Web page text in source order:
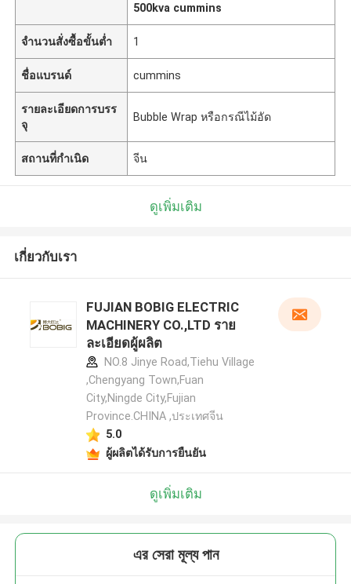
500kva cummins
จำนวนสั่งซื้อขั้นต่ำ 1
ชื่อแบรนด์ cummins
รายละเอียดการบรร
จุ
Bubble Wrap หรือกรณีไม้อัด
สถานที่กำเนิด จีน
ดูเพิ่มเติม
เกี่ยวกับเรา
FUJIAN BOBIG ELECTRIC
MACHINERY CO.,LTD ราย
ละเอียดผู้ผลิต
NO.8 Jinye Road,Tiehu Village
,Chengyang Town,Fuan
City,Ningde City,Fujian
Province.CHINA ,ประเทศจีน
5.0
ผู้ผลิตได้รับการยืนยัน
ดูเพิ่มเติม
এর সেরা মূল্য পান